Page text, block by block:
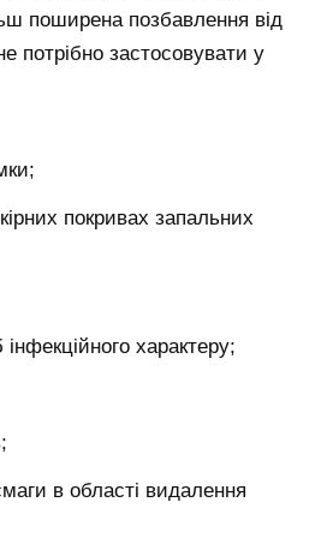
поширена позбавлення від
потрібно застосовувати у
покривах запальних
характеру;
в області видалення